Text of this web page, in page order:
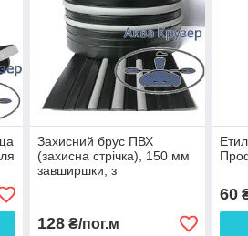
Захисний брус ПВХ
(захисна стрічка), 150 мм
завширшки, з
катерів
128₴/пог.м
60